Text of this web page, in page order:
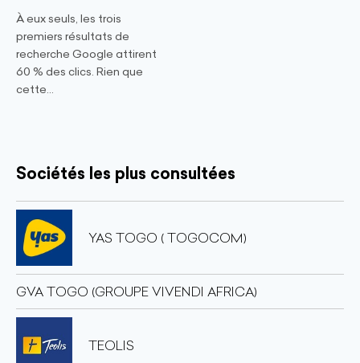
À eux seuls, les trois
premiers résultats de
recherche Google attirent
60 % des clics. Rien que
cette...
Sociétés les plus consultées
YAS TOGO ( TOGOCOM)
GVA TOGO (GROUPE VIVENDI AFRICA)
TEOLIS